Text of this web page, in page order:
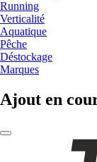
Running
Verticalité
Aquatique
Pêche
Déstockage
Marques
Ajout en